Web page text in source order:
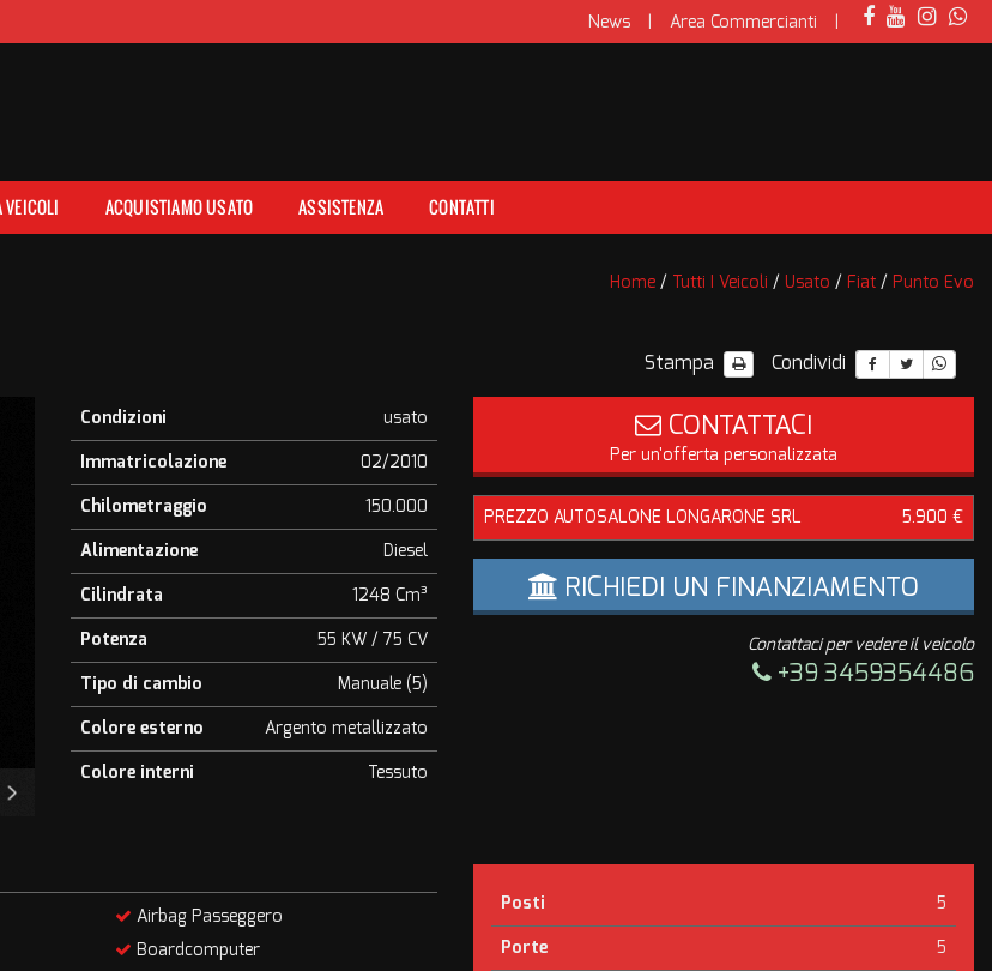
News Area Commercianti
VEICOLI ACQUISTIAMO USATO ASSISTENZA CONTATTI
Home / Tutti I Veicoli / Usato / Fiat / Punto Evo
Stampa Condividi
Condizioni
usato
Immatricolazione
02/2010
Chilometraggio
150.000
Alimentazione
Diesel
Cilindrata
1248 Cm³
Potenza
55 KW / 75 CV
Tipo di cambio
Manuale (5)
Colore esterno
Argento metallizzato
Colore interni
Tessuto
CONTATTACI
Per un'offerta personalizzata
PREZZO AUTOSALONE LONGARONE SRL 5.900 €
RICHIEDI UN FINANZIAMENTO
Contattaci per vedere il veicolo
+39 3459354486
Airbag Passeggero
Boardcomputer
Posti
5
Porte
5